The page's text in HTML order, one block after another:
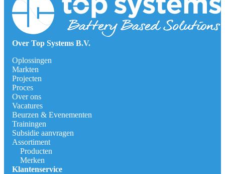
Over Top Systems B.V.
Oplossingen
Markten
Projecten
Proces
Over ons
Vacatures
Beurzen & Evenementen
Trainingen
Subsidie aanvragen
Assortiment
Producten
Merken
Klantenservice